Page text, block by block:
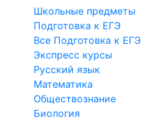
Школьные предметы
Подготовка к ЕГЭ
Все Подготовка к ЕГЭ
Экспресс курсы
Русский язык
Математика
Обществознание
Биология